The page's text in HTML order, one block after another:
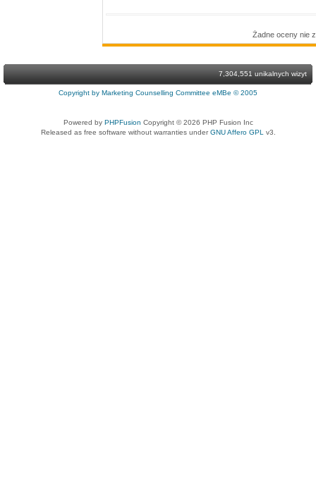
Żadne oceny nie
7,304,551 unikalnych wizyt
Copyright by Marketing Counselling Committee eMBe © 2005
Powered by PHPFusion Copyright © 2026 PHP Fusion Inc
Released as free software without warranties underGNU Affero GPL v3.